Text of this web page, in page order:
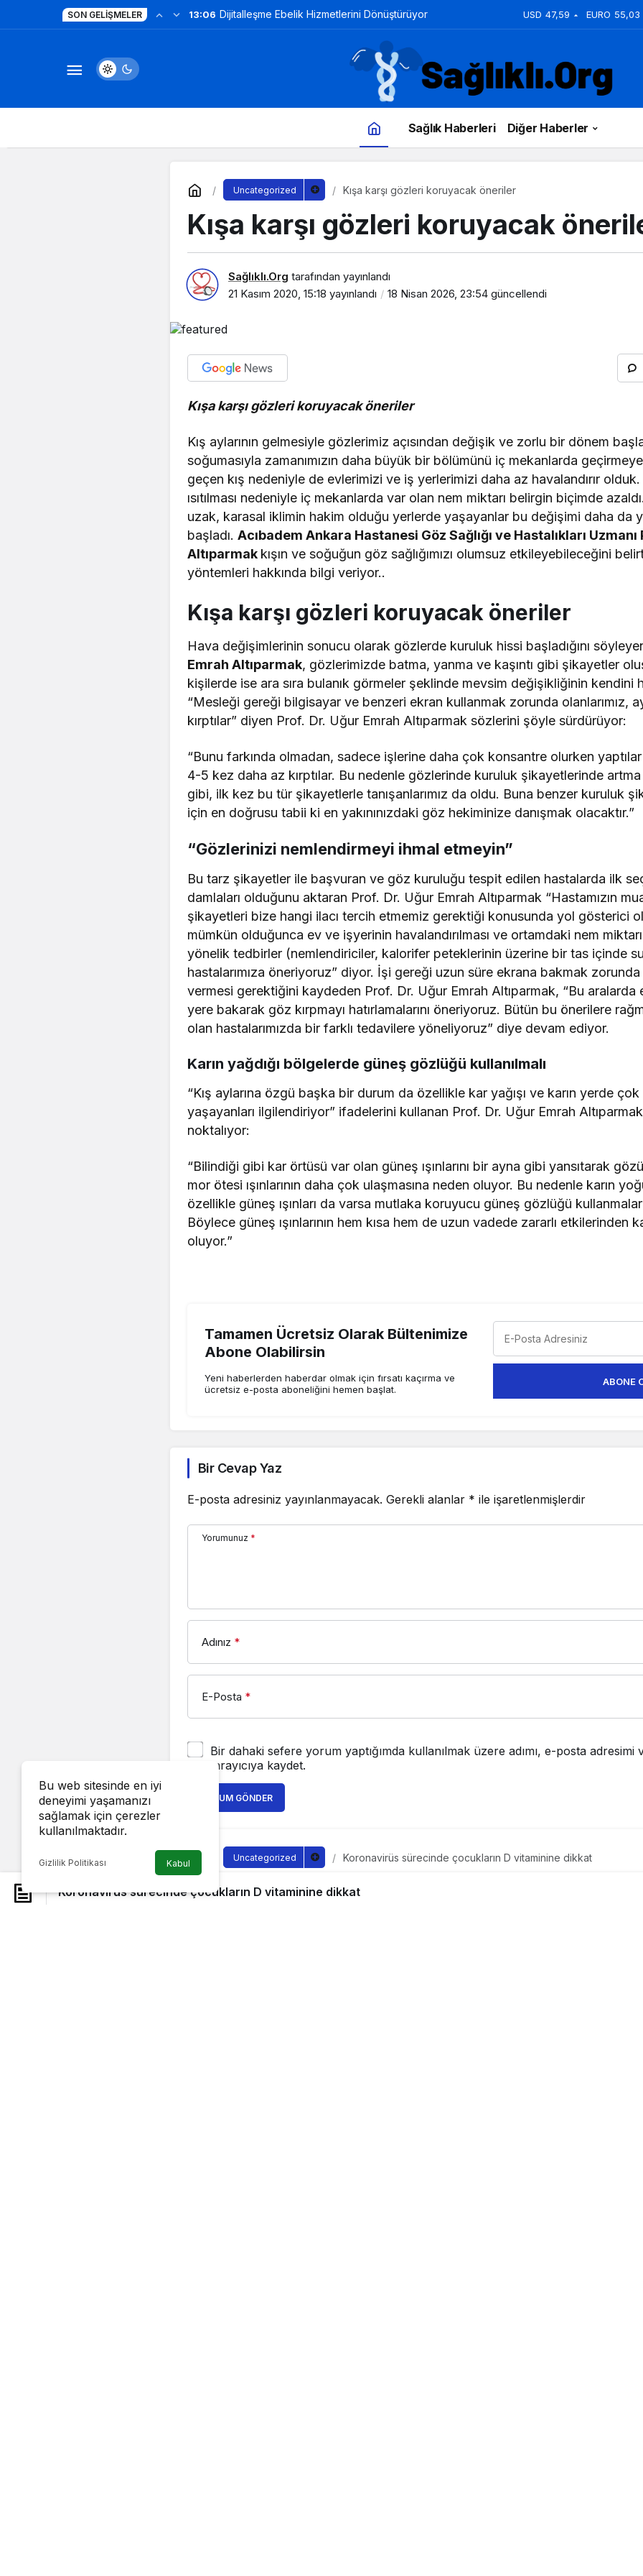
SON GELIŞMELER 13:06 Dijitalleşme Ebelik Hizmetlerini Dönüştürüyor USD 47,59 EURO 55,03
Sağlık Haberleri Diğer Haberler
Uncategorized Kışa karşı gözleri koruyacak öneriler
Kışa karşı gözleri koruyacak
Sağlıklı.Org tarafından yayınlandı
21 Kasım 2020, 15:18 yayınlandı 18 Nisan 2026, 23:54 güncellendi
Kışa karşı gözleri koruyacak öneriler
Kış aylarının gelmesiyle gözlerimiz açısından değişik ve zorlu bir dönem
soğumasıyla zamanımızın daha büyük bir bölümünü iç mekanlarda
geçen kış nedeniyle de evlerimizi ve iş yerlerimizi daha az havalandırır
ısıtılması nedeniyle iç mekanlarda var olan nem miktarı belirgin biçimde
uzak, karasal iklimin hakim olduğu yerlerde yaşayanlar bu değişimi daha da
başladı.Acıbadem Ankara Hastanesi Göz Sağlığı ve Hastalıkları
Altıparmak kışın ve soğuğun göz sağlığımızı olumsuz etkileyebileceğini
yöntemleri hakkında bilgi veriyor..
Kışa karşı gözleri koruyacak öneriler
Hava değişimlerinin sonucu olarak gözlerde kuruluk hissi başladığını
Emrah Altıparmak, gözlerimizde batma, yanma ve kaşıntı gibi şikayetler
kişilerde ise ara sıra bulanık görmeler şeklinde mevsim değişikliğinin kendini
“Mesleği gereği bilgisayar ve benzeri ekran kullanmak zorunda olanlarımız,
kırptılar” diyen Prof. Dr. Uğur Emrah Altıparmak sözlerini şöyle sürdürüyor:
“Bunu farkında olmadan, sadece işlerine daha çok konsantre olurken
4-5 kez daha az kırptılar. Bu nedenle gözlerinde kuruluk şikayetlerinde
gibi, ilk kez bu tür şikayetlerle tanışanlarımız da oldu. Buna benzer kuruluk
için en doğrusu tabii ki en yakınınızdaki göz hekiminize danışmak olacaktır.”
“Gözlerinizi nemlendirmeyi ihmal etmeyin”
Bu tarz şikayetler ile başvuran ve göz kuruluğu tespit edilen hastalarda ilk
damlaları olduğunu aktaran Prof. Dr. Uğur Emrah Altıparmak “Hastamızın
şikayetleri bize hangi ilacı tercih etmemiz gerektiği konusunda yol gösterici
mümkün olduğunca ev ve işyerinin havalandırılması ve ortamdaki nem
yönelik tedbirler (nemlendiriciler, kalorifer peteklerinin üzerine bir tas içinde
hastalarımıza öneriyoruz” diyor. İşi gereği uzun süre ekrana bakmak zorunda
vermesi gerektiğini kaydeden Prof. Dr. Uğur Emrah Altıparmak, “Bu
yere bakarak göz kırpmayı hatırlamalarını öneriyoruz. Bütün bu önerilere
olan hastalarımızda bir farklı tedavilere yöneliyoruz” diye devam ediyor.
Karın yağdığı bölgelerde güneş gözlüğü kullanılmalı
“Kış aylarına özgü başka bir durum da özellikle kar yağışı ve karın yerde çok
yaşayanları ilgilendiriyor” ifadelerini kullanan Prof. Dr. Uğur Emrah
noktalıyor:
“Bilindiği gibi kar örtüsü var olan güneş ışınlarını bir ayna gibi yansıtarak
mor ötesi ışınlarının daha çok ulaşmasına neden oluyor. Bu nedenle karın
özellikle güneş ışınları da varsa mutlaka koruyucu güneş gözlüğü
Böylece güneş ışınlarının hem kısa hem de uzun vadede zararlı etkilerinden
oluyor.”
Tamamen Ücretsiz Olarak Bültenimize
Abone Olabilirsin
Yeni haberlerden haberdar olmak için fırsatı kaçırma ve
ücretsiz e-posta aboneliğini hemen başlat.
ABONE
Bir Cevap Yaz
E-posta adresiniz yayınlanmayacak. Gerekli alanlar * ile işaretlenmişlerdir
Yorumunuz *
Adınız *
E-Posta *
Bir dahaki sefere yorum yaptığımda kullanılmak üzere adımı, e-posta
tarayıcıya kaydet.
YORUM GÖNDER
Uncategorized Koronavirüs sürecinde çocukların D vitaminine dikkat
Koronavirüs sürecinde çocukların
Koronavirüs sürecinde çocukların D vitaminine dikkat
Bu web sitesinde en iyi
deneyimi yaşamanızı
sağlamak için çerezler
kullanılmaktadır.
Gizlilik Politikası Kabul